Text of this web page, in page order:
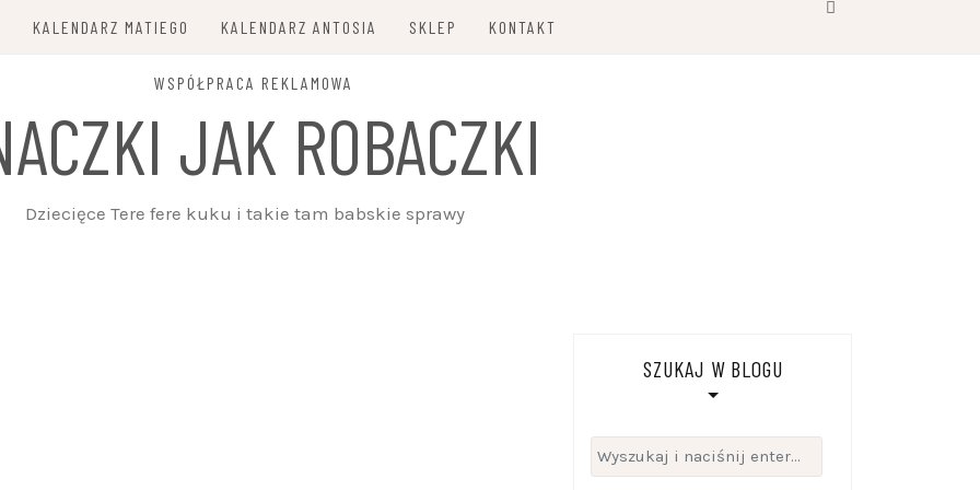
KALENDARZ MATIEGO KALENDARZ ANTOSIA SKLEP KONTAKT
WSPÓŁPRACA REKLAMOWA
JAK ROBACZKI
Dziecięce Tere fere kuku i takie tam babskie sprawy
SZUKAJ W BLOGU
Szukaj: